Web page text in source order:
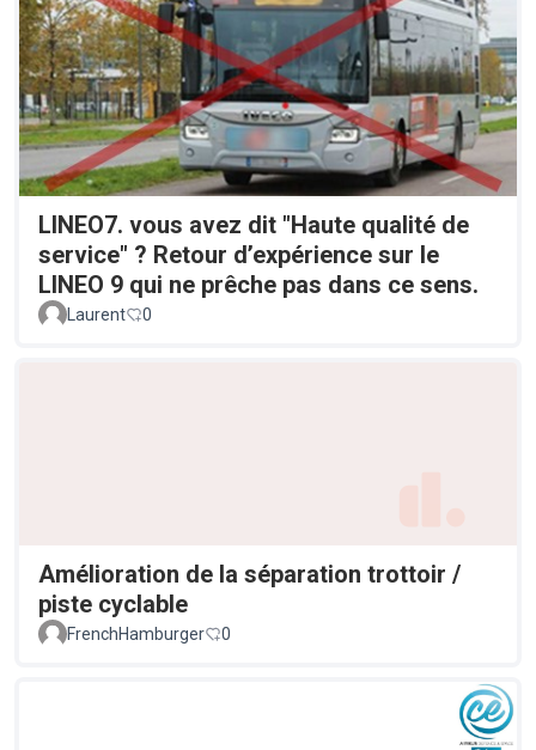
LINEO7. vous avez dit "Haute qualité de
service" ? Retour d’expérience sur le
LINEO 9 qui ne prêche pas dans ce sens.
Laurent 0
Amélioration de la séparation trottoir /
piste cyclable
FrenchHamburger 0